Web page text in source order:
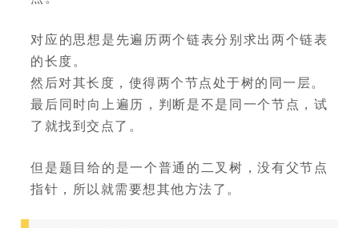
对应的思想是先遍历两个链表分别求出两个链表
的长度。
然后对其长度，使得两个节点处于树的同一层。
最后同时向上遍历，判断是不是同一个节点，试
了就找到交点了。
但是题目给的是一个普通的二叉树，没有父节点
指针，所以就需要想其他方法了。